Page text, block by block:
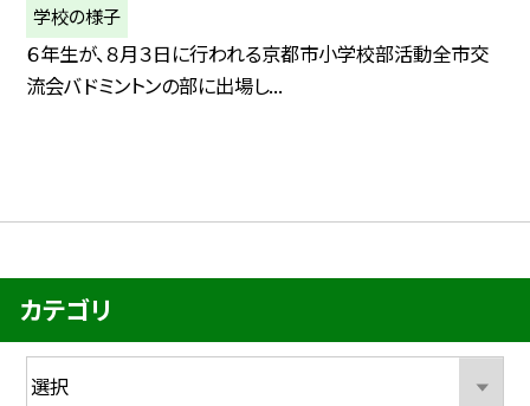
学校の様子
６年生が、８月３日に行われる京都市小学校部活動全市交
流会バドミントンの部に出場し...
カテゴリ